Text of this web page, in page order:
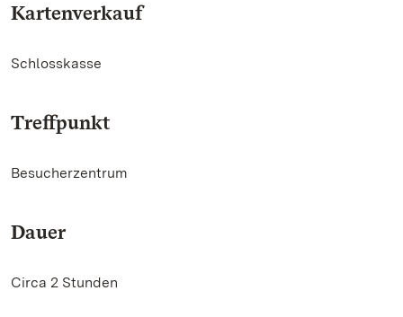
Kartenverkauf
Schlosskasse
Treffpunkt
Besucherzentrum
Dauer
Circa 2 Stunden